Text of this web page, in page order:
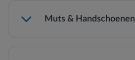
Muts & Handschoenen